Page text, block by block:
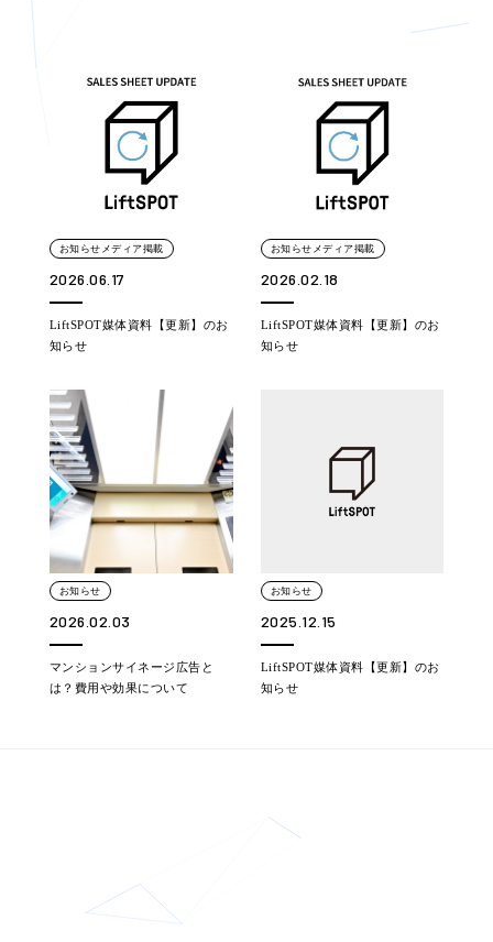
お知らせメディア掲載
2026.06.17
LiftSPOT媒体資料【更新】のお
知らせ
お知らせメディア掲載
2026.02.18
LiftSPOT媒体資料【更新】のお
知らせ
お知らせ
2026.02.03
マンションサイネージ広告と
は？費用や効果について
お知らせ
2025.12.15
LiftSPOT媒体資料【更新】のお
知らせ